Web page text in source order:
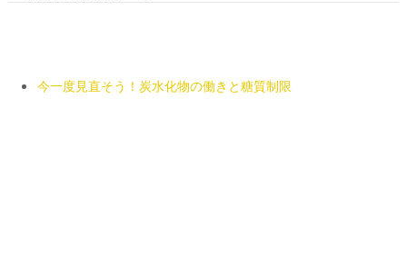
今一度見直そう！炭水化物の働きと糖質制限